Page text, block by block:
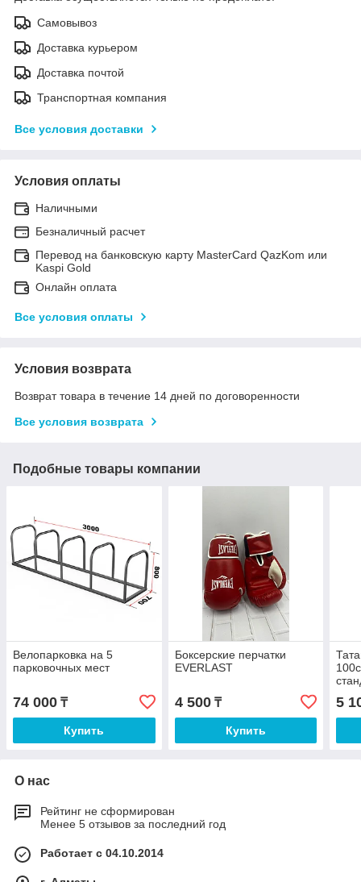
Самовывоз
Доставка курьером
Доставка почтой
Транспортная компания
Все условия доставки
Условия оплаты
Наличными
Безналичный расчет
Перевод на банковскую карту MasterCard QazKom или
Kaspi Gold
Онлайн оплата
Все условия оплаты
Условия возврата
Возврат товара в течение 14 дней по договоренности
Все условия возврата
Подобные товары компании
Велопарковка на 5
парковочных мест
74 000 ₸
Купить
Боксерские перчатки
EVERLAST
4 500₸
Купить
5
О нас
Рейтинг не сформирован
Менее 5 отзывов за последний год
Работает с 04.10.2014